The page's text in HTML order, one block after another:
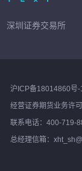
深圳证券交易所
沪ICP备18014860号-
经营证券期货业务许
联系电话：400-719-
总经理信箱：